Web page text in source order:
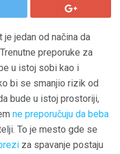
jedan od načina da
preporuke za
u istoj sobi kao i
bi se smanjio rizik od
bude u istoj prostoriji,
ne preporučuju da beba
To je mesto gde se
za spavanje postaju